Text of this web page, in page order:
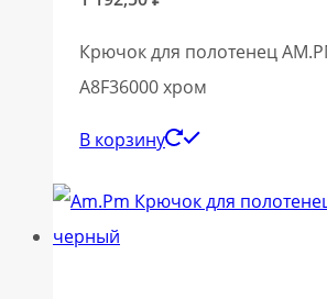
Крючок для полотенец
A8F36000 хром
В корзину